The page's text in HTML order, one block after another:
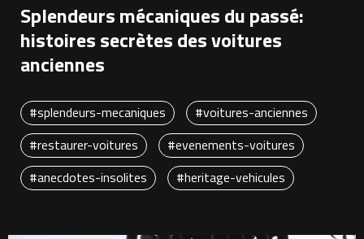
Splendeurs mécaniques du passé:
histoires secrètes des voitures
anciennes
#splendeurs-mecaniques
#voitures-anciennes
#restaurer-voitures
#evenements-voitures
#anecdotes-insolites
#heritage-vehicules